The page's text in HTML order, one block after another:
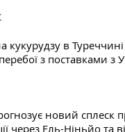
кукурудзу в
з поставками з
новий сплеск
через Ель-Ніньйо та